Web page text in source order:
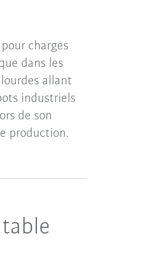
charges
dans les
allant
industriels
de son
production.